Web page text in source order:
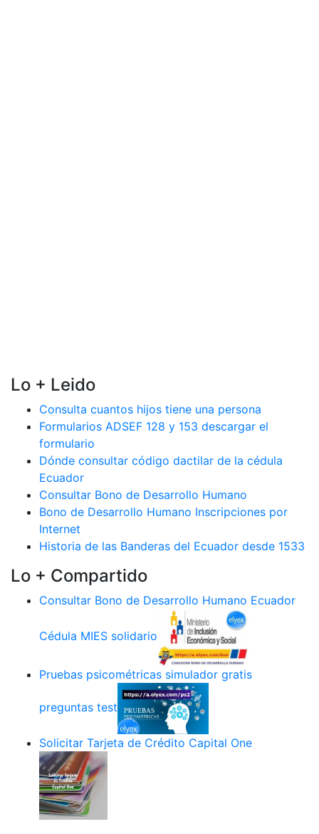
Lo + Leido
Consulta cuantos hijos tiene una persona
Formularios ADSEF 128 y 153 descargar el
formulario
Dónde consultar código dactilar de la cédula
Ecuador
Consultar Bono de Desarrollo Humano
Bono de Desarrollo Humano Inscripciones por
Internet
Historia de las Banderas del Ecuador desde 1533
Lo + Compartido
Consultar Bono de Desarrollo Humano Ecuador
Cédula MIES solidario
Pruebas psicométricas simulador gratis
preguntas test
Solicitar Tarjeta de Crédito Capital One